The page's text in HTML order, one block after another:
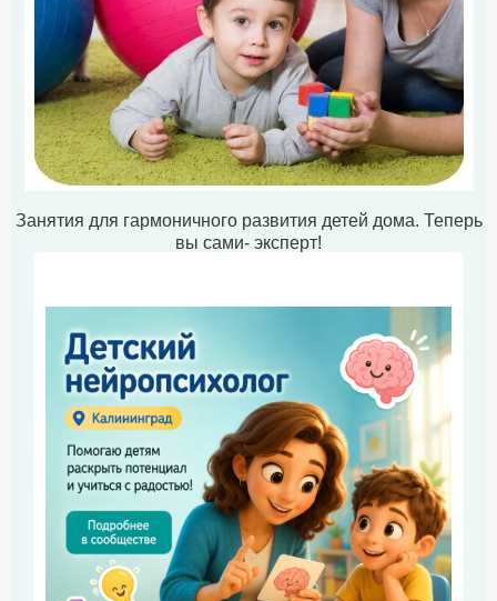
Занятия для гармоничного развития детей дома. Теперь
вы сами- эксперт!